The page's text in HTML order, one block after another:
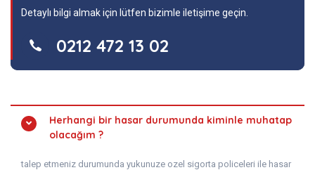
Detaylı bilgi almak için lütfen bizimle iletişime geçin.
0212 472 13 02
Herhangi bir hasar durumunda kiminle muhatap
olacağım ?
talep etmeniz durumunda yukunuze ozel sigorta policeleri ile hasar